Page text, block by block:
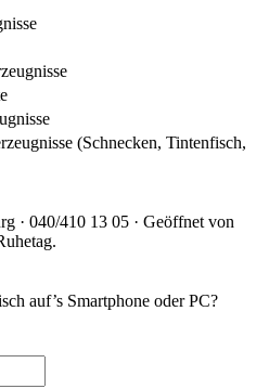
(Schnecken, Tintenfisch,
· 040/410 13 05 · Geöffnet von
auf’s Smartphone oder PC?